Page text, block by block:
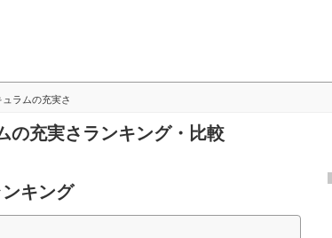
ュラムの充実さ
の充実さランキング・比較
キング